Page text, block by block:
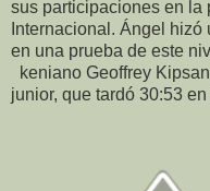
sus participaciones en la
Internacional. Ángel
en una prueba de este
keniano Geoffrey
junior, que tardó 30:53